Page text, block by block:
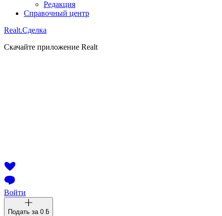
Редакция
Справочный центр
Realt.Сделка
Скачайте приложение Realt
Войти
Подать за 0 ƃ